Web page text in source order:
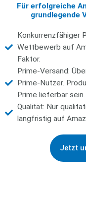
Für erfolgreiche
grundlegende
Konkurrenzfähiger
Wettbewerb auf
Faktor.
Prime-Versand:
Prime-Nutzer.
Prime lieferbar sein.
Qualität: Nur
langfristig auf
Jetzt